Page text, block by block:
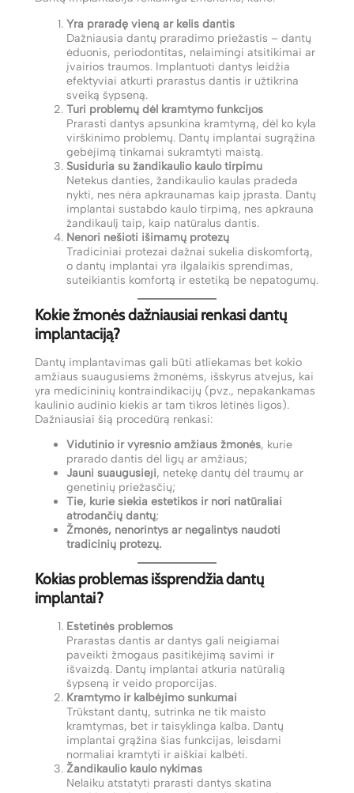
Yra praradę vieną ar kelis dantis
Dažniausia dantų praradimo priežastis – dantų
ėduonis, periodontitas, nelaimingi atsitikimai ar
įvairios traumos. Implantuoti dantys leidžia
efektyviai atkurti prarastus dantis ir užtikrina
sveiką šypseną.
Turi problemų dėl kramtymo funkcijos
Prarasti dantys apsunkina kramtymą, dėl ko kyla
virškinimo problemų. Dantų implantai sugrąžina
gebėjimą tinkamai sukramtyti maistą.
Susiduria su žandikaulio kaulo tirpimu
Netekus danties, žandikaulio kaulas pradeda
nykti, nes nėra apkraunamas kaip įprasta. Dantų
implantai sustabdo kaulo tirpimą, nes apkrauna
žandikaulį taip, kaip natūralus dantis.
Nenori nešioti išimamų protezų
Tradiciniai protezai dažnai sukelia diskomfortą,
o dantų implantai yra ilgalaikis sprendimas,
suteikiantis komfortą ir estetiką be nepatogumų.
Kokie žmonės dažniausiai renkasi dantų
implantaciją?
Dantų implantavimas gali būti atliekamas bet kokio
amžiaus suaugusiems žmonėms, išskyrus atvejus, kai
yra medicininių kontraindikacijų (pvz., nepakankamas
kaulinio audinio kiekis ar tam tikros lėtinės ligos).
Dažniausiai šią procedūrą renkasi:
Vidutinio ir vyresnio amžiaus žmonės, kurie
prarado dantis dėl ligų ar amžiaus;
Jauni suaugusieji, netekę dantų dėl traumų ar
genetinių priežasčių;
Tie, kurie siekia estetikos ir nori natūraliai
atrodančių dantų;
Žmonės, nenorintys ar negalintys naudoti
tradicinių protezų.
Kokias problemas išsprendžia dantų
implantai?
Estetinės problemos
Prarastas dantis ar dantys gali neigiamai
paveikti žmogaus pasitikėjimą savimi ir
išvaizdą. Dantų implantai atkuria natūralią
šypseną ir veido proporcijas.
Kramtymo ir kalbėjimo sunkumai
Trūkstant dantų, sutrinka ne tik maisto
kramtymas, bet ir taisyklinga kalba. Dantų
implantai grąžina šias funkcijas, leisdami
normaliai kramtyti ir aiškiai kalbėti.
Žandikaulio kaulo nykimas
Nelaiku atstatyti prarasti dantys skatina